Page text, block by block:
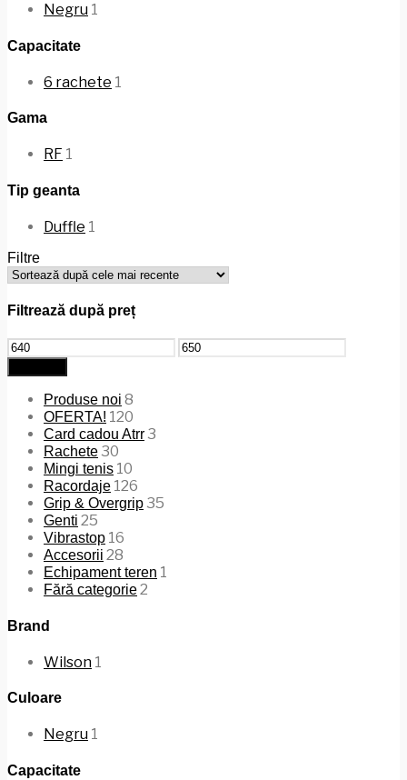
Negru 1
Capacitate
6 rachete 1
Gama
RF 1
Tip geanta
Duffle 1
Filtre
Filtrează după preț
Preț
minim
Preț
maxim
Produse noi 8
OFERTA! 120
Card cadou Atrr3
Rachete30
Mingi tenis 10
Racordaje 126
Grip & Overgrip35
Genti 25
Vibrastop 16
Accesorii 28
Echipament teren 1
Fără categorie2
Brand
Wilson 1
Culoare
Negru 1
Capacitate